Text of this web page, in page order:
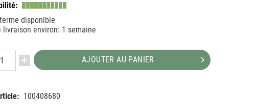
disponible
livraison environ: 1 semaine
AJOUTER AU PANIER
100408680